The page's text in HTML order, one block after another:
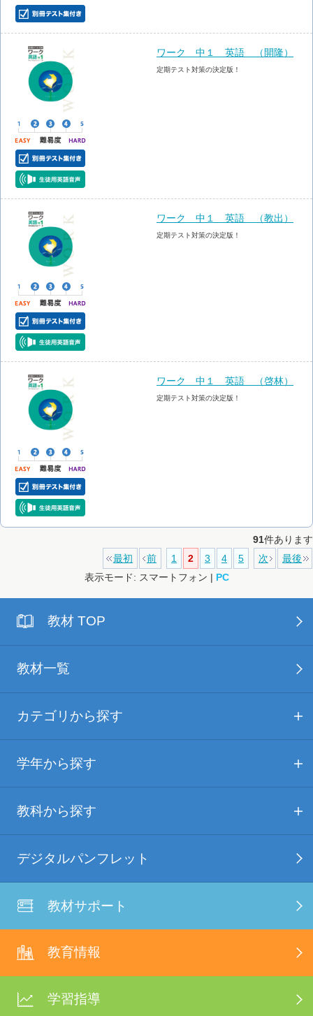
ワーク 中１ 英語 （開隆）
定期テスト対策の決定版！
ワーク 中１ 英語 （教出）
定期テスト対策の決定版！
ワーク 中１ 英語 （啓林）
定期テスト対策の決定版！
91件あります
最初
前 1 2 3 4 5 次
最後
表示モード: スマートフォン | PC
教材 TOP
教材一覧
カテゴリから探す
学年から探す
教科から探す
デジタルパンフレット
教材サポート
教育情報
学習指導